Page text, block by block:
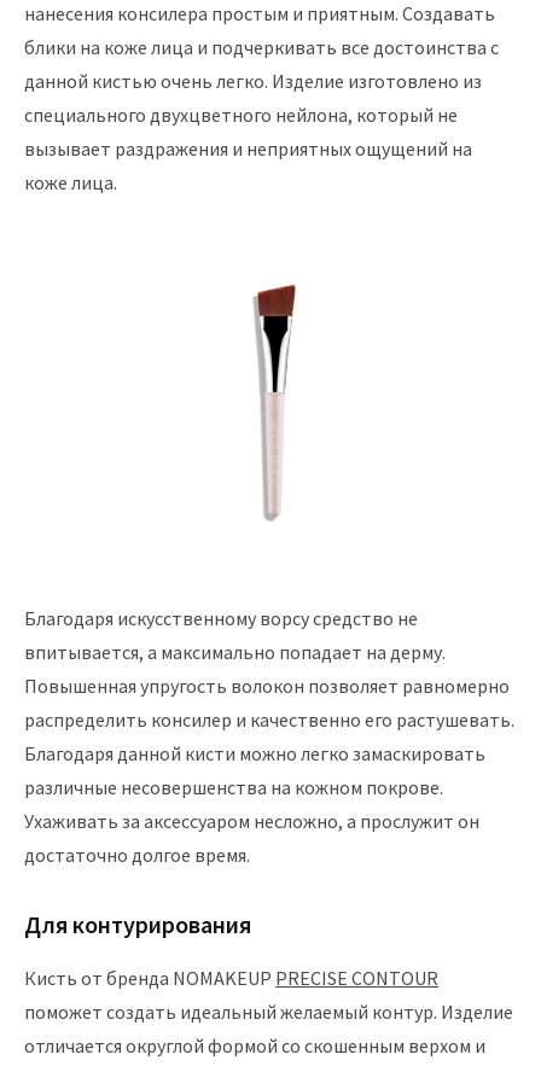
нанесения консилера простым и приятным. Создавать
блики на коже лица и подчеркивать все достоинства с
данной кистью очень легко. Изделие изготовлено из
специального двухцветного нейлона, который не
вызывает раздражения и неприятных ощущений на
коже лица.
Благодаря искусственному ворсу средство не
впитывается, а максимально попадает на дерму.
Повышенная упругость волокон позволяет равномерно
распределить консилер и качественно его растушевать.
Благодаря данной кисти можно легко замаскировать
различные несовершенства на кожном покрове.
Ухаживать за аксессуаром несложно, а прослужит он
достаточно долгое время.
Для контурирования
Кисть от бренда NOMAKEUP PRECISE CONTOUR
поможет создать идеальный желаемый контур. Изделие
отличается округлой формой со скошенным верхом и